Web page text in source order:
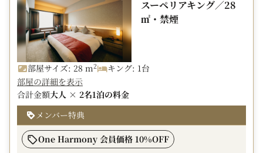
・JALクーポンでお支払いいただけます。
・2026年4月から導入の宿泊税につきましては別途現地に
てお支払いいただきます。
・ご宿泊日当日 ： ご宿泊代金の80％
・不泊 ： ご宿泊代金の100％
▼ 朝食のご案内 ▼
ホテル1F「カフェ コントレイル」 営業時間 6:30－
10:00（最終入店9:00）
和食・洋食をブッフェスタイルでご用意しております。
※添い寝のお子様は無料でお召し上がりいただけます
▼ 客室のこだわりポイント ▼
☆ 広さは全室ゆったり21平米以上
スーペリアキング／28
㎡・禁煙
部屋サイズ: 28 m2
キング: 1台
部屋の詳細を表示
合計金額大人 × 2名1泊の料金
メンバー特典
One Harmony 会員価格 10%OFF